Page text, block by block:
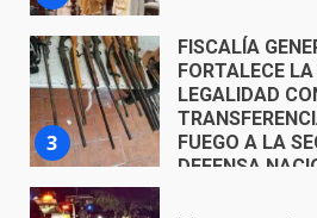
DEFENSA
5 de agosto de
Muere peatón
motociclista
4 de agosto de